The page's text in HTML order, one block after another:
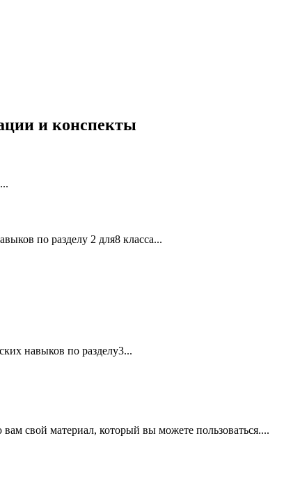
и конспекты
по разделу 2 для8 класса...
навыков по разделу3...
свой материал, который вы можете пользоваться....